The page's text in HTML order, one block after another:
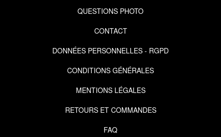
QUESTIONS PHOTO
CONTACT
DONNÉES PERSONNELLES - RGPD
CONDITIONS GÉNÉRALES
MENTIONS LÉGALES
RETOURS ET COMMANDES
FAQ